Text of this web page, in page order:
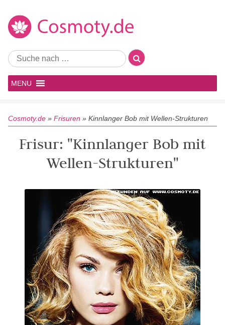
MENU
Cosmoty.de » Frisuren » Kinnlanger Bob mit Wellen-Strukturen
Frisur: "Kinnlanger Bob mit
Wellen-Strukturen"